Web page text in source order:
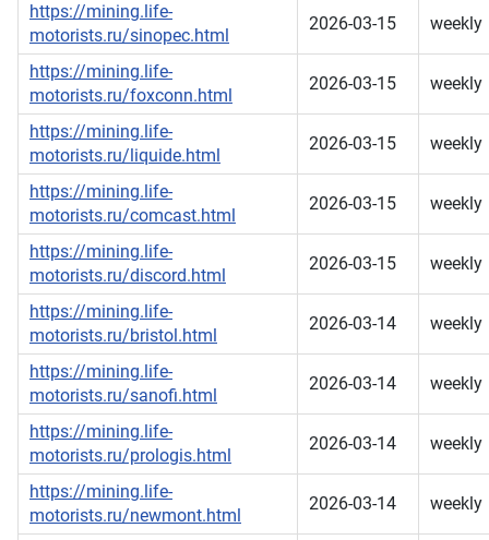
https://mining.life-
motorists.ru/sinopec.html
2026-03-15 weekly
https://mining.life-
motorists.ru/foxconn.html
2026-03-15 weekly
https://mining.life-
motorists.ru/liquide.html
2026-03-15 weekly
https://mining.life-
motorists.ru/comcast.html
2026-03-15 weekly
https://mining.life-
motorists.ru/discord.html
2026-03-15 weekly
https://mining.life-
motorists.ru/bristol.html
2026-03-14 weekly
https://mining.life-
motorists.ru/sanofi.html
2026-03-14 weekly
https://mining.life-
motorists.ru/prologis.html
2026-03-14 weekly
https://mining.life-
motorists.ru/newmont.html
2026-03-14 weekly